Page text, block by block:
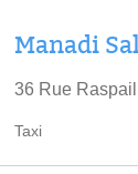
Manadi
36 Rue
Taxi